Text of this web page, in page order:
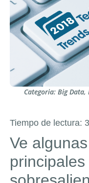
Categoria: Big Data,
Tiempo de lectura: 3
Ve